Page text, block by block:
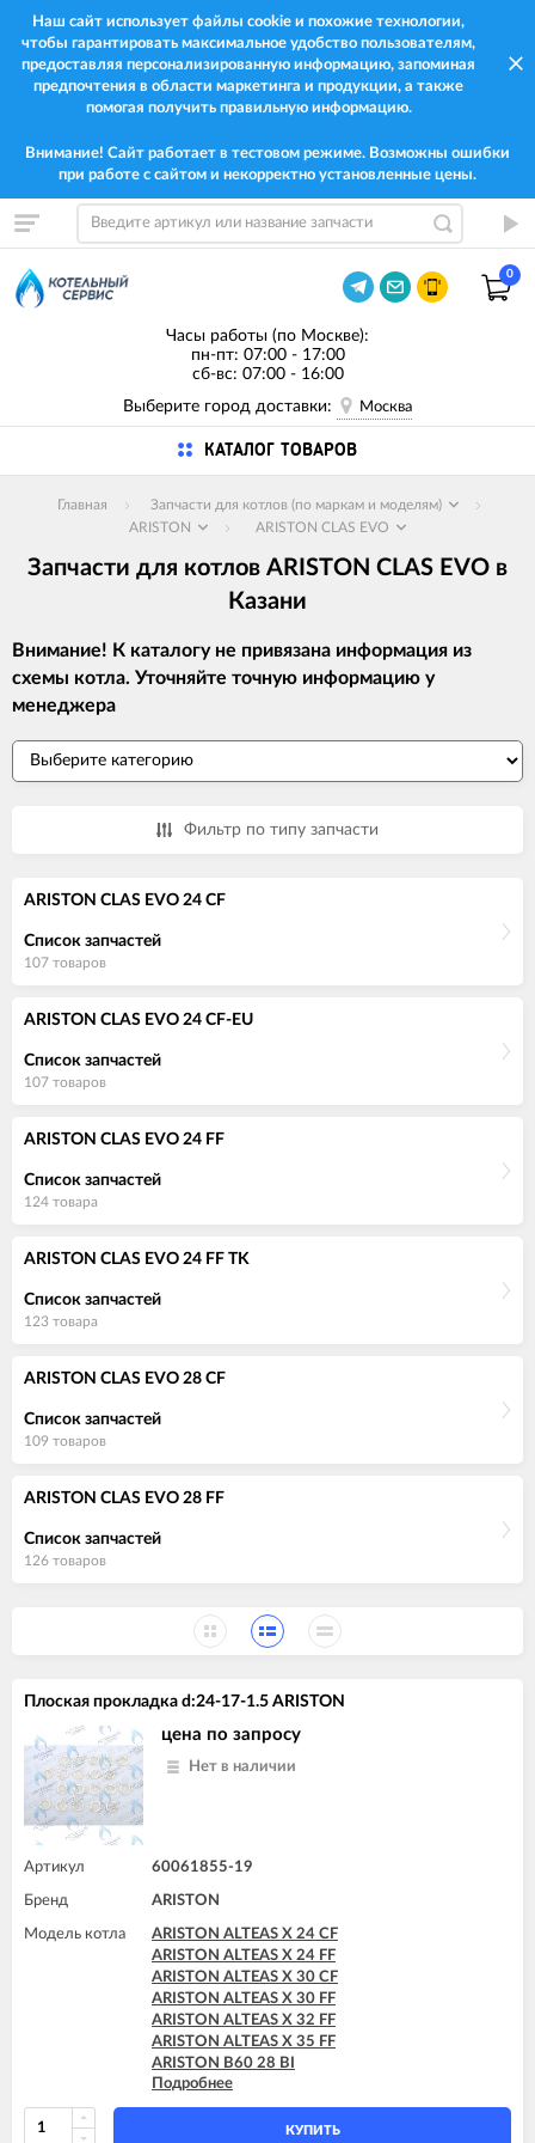
Наш сайт использует файлы cookie и похожие технологии,
чтобы гарантировать максимальное удобство пользователям,
предоставляя персонализированную информацию, запоминая
предпочтения в области маркетинга и продукции, а также
помогая получить правильную информацию.
Внимание! Сайт работает в тестовом режиме. Возможны ошибки
при работе с сайтом и некорректно установленные цены.
0
Часы работы (по Москве):
пн-пт: 07:00 - 17:00
сб-вс: 07:00 - 16:00
Выберите город доставки:
Москва
КАТАЛОГ ТОВАРОВ
Главная
Запчасти для котлов (по маркам и моделям)
ARISTON
ARISTON CLAS EVO
Запчасти для котлов ARISTON CLAS EVO в
Казани
Внимание! К каталогу не привязана информация из
схемы котла. Уточняйте точную информацию у
менеджера
Фильтр по типу запчасти
ARISTON CLAS EVO 24 CF
Список запчастей
107 товаров
ARISTON CLAS EVO 24 CF-EU
Список запчастей
107 товаров
ARISTON CLAS EVO 24 FF
Список запчастей
124 товара
ARISTON CLAS EVO 24 FF TK
Список запчастей
123 товара
ARISTON CLAS EVO 28 CF
Список запчастей
109 товаров
ARISTON CLAS EVO 28 FF
Список запчастей
126 товаров
Плоская прокладка d:24-17-1.5 ARISTON
цена по запросу
Нет в наличии
Артикул 60061855-19
Бренд ARISTON
Модель котла
ARISTON ALTEAS X 24 CF
ARISTON ALTEAS X 24 FF
ARISTON ALTEAS X 30 CF
ARISTON ALTEAS X 30 FF
ARISTON ALTEAS X 32 FF
ARISTON ALTEAS X 35 FF
ARISTON B60 28 BI
ARISTON B60 30 BFFI
ARISTON BS II 15 FF
ARISTON BS II 24 CF
Подробнее
КУПИТЬ